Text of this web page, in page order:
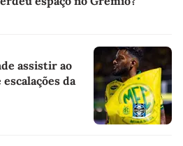
assistir ao
da